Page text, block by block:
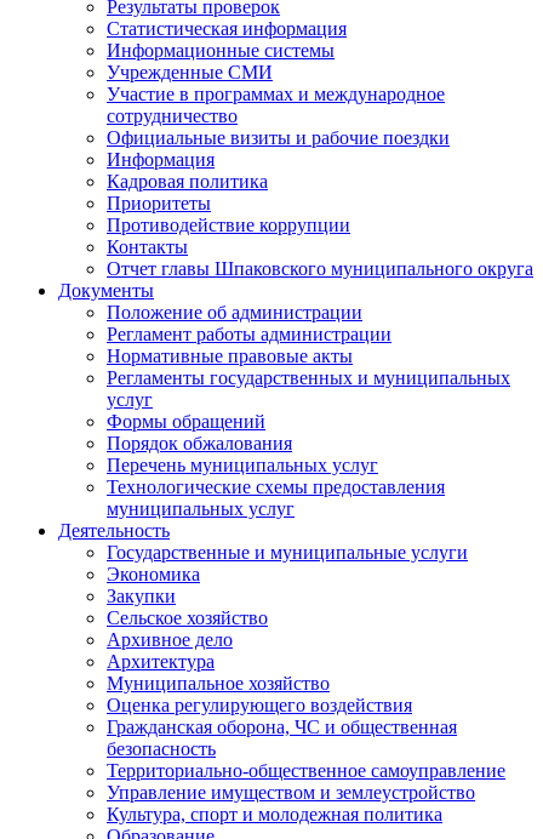
Результаты проверок
Статистическая информация
Информационные системы
Учрежденные СМИ
Участие в программах и международное
сотрудничество
Официальные визиты и рабочие поездки
Информация
Кадровая политика
Приоритеты
Противодействие коррупции
Контакты
Отчет главы Шпаковского муниципального округа
Документы
Положение об администрации
Регламент работы администрации
Нормативные правовые акты
Регламенты государственных и муниципальных
услуг
Формы обращений
Порядок обжалования
Перечень муниципальных услуг
Технологические схемы предоставления
муниципальных услуг
Деятельность
Государственные и муниципальные услуги
Экономика
Закупки
Сельское хозяйство
Архивное дело
Архитектура
Муниципальное хозяйство
Оценка регулирующего воздействия
Гражданская оборона, ЧС и общественная
безопасность
Территориально-общественное самоуправление
Управление имуществом и землеустройство
Культура, спорт и молодежная политика